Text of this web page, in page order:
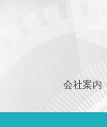
会社案内